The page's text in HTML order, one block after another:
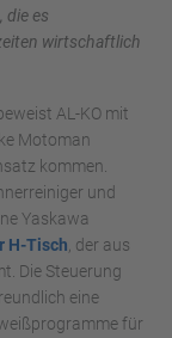
es
wirtschaftlich
AL-KO mit
Motoman
kommen.
und
Yaskawa
H-Tisch , der aus
Die Steuerung
eine
für